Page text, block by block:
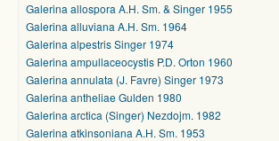
Galerina allospora A.H. Sm. & Singer 1955
Galerina alluviana A.H. Sm. 1964
Galerina alpestris Singer 1974
Galerina ampullaceocystis P.D. Orton 1960
Galerina annulata (J. Favre) Singer 1973
Galerina antheliae Gulden 1980
Galerina arctica (Singer) Nezdojm. 1982
Galerina atkinsoniana A.H. Sm. 1953